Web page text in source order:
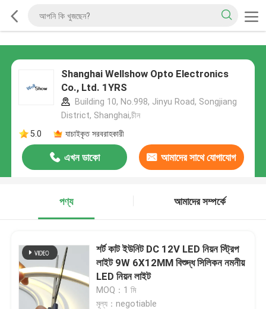
Shanghai Wellshow Opto Electronics
Co., Ltd. 1YRS
Building 10, No.998, Jinyu Road, Songjiang
District, Shanghai,চীন
5.0
যাচাইকৃত সরবরাহকারী
এখন ডাকো আমাদের সাথে যোগাযোগ
পণ্য
আমাদের সম্পর্কে
শর্ট কাট ইউনিট DC 12V LED নিয়ন স্ট্রিপ
লাইট 9W 6X12MM বিশুদ্ধ সিলিকন নমনীয়
LED নিয়ন লাইট
MOQ：1 মি
মূল্য：negotiable